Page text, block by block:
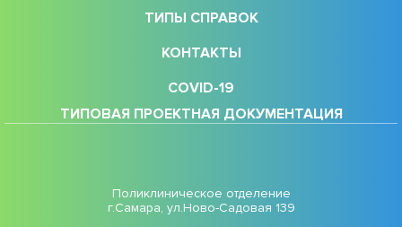
ТИПЫ СПРАВОК
КОНТАКТЫ
COVID-19
ТИПОВАЯ ПРОЕКТНАЯ ДОКУМЕНТАЦИЯ
Поликлиническое отделение
г.Самара, ул.Ново-Садовая 139